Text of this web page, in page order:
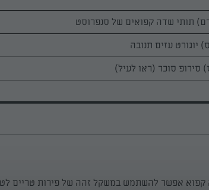
אפשר להשתמש במשקל זהה של פירות טריים